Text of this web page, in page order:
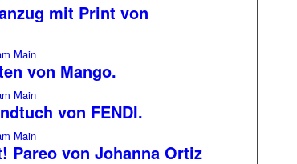
mit Print von
von Mango.
von FENDI.
Pareo von Johanna Ortiz